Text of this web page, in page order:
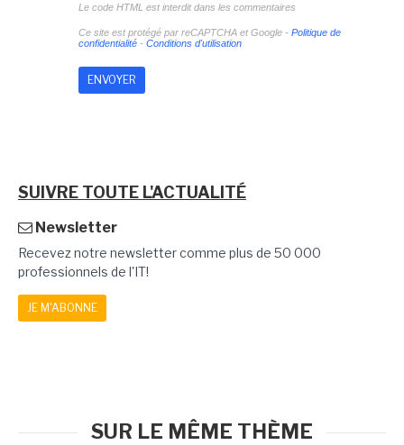
Le code HTML est interdit dans les commentaires
Ce site est protégé par reCAPTCHA et Google - Politique de
confidentialité- Conditions d'utilisation
SUIVRE TOUTE L'ACTUALITÉ
Newsletter
Recevez notre newsletter comme plus de 50 000
professionnels de l'IT!
JE M'ABONNE
SUR LE MÊME THÈME